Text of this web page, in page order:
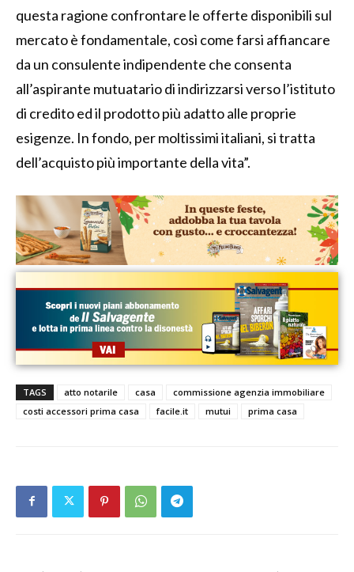
questa ragione confrontare le offerte disponibili sul
mercato è fondamentale, così come farsi affiancare
da un consulente indipendente che consenta
all’aspirante mutuatario di indirizzarsi verso l’istituto
di credito ed il prodotto più adatto alle proprie
esigenze. In fondo, per moltissimi italiani, si tratta
dell’acquisto più importante della vita”.
TAGS atto notarile casa
commissione agenzia immobiliare
costi accessori prima casa
facile.it mutui prima casa